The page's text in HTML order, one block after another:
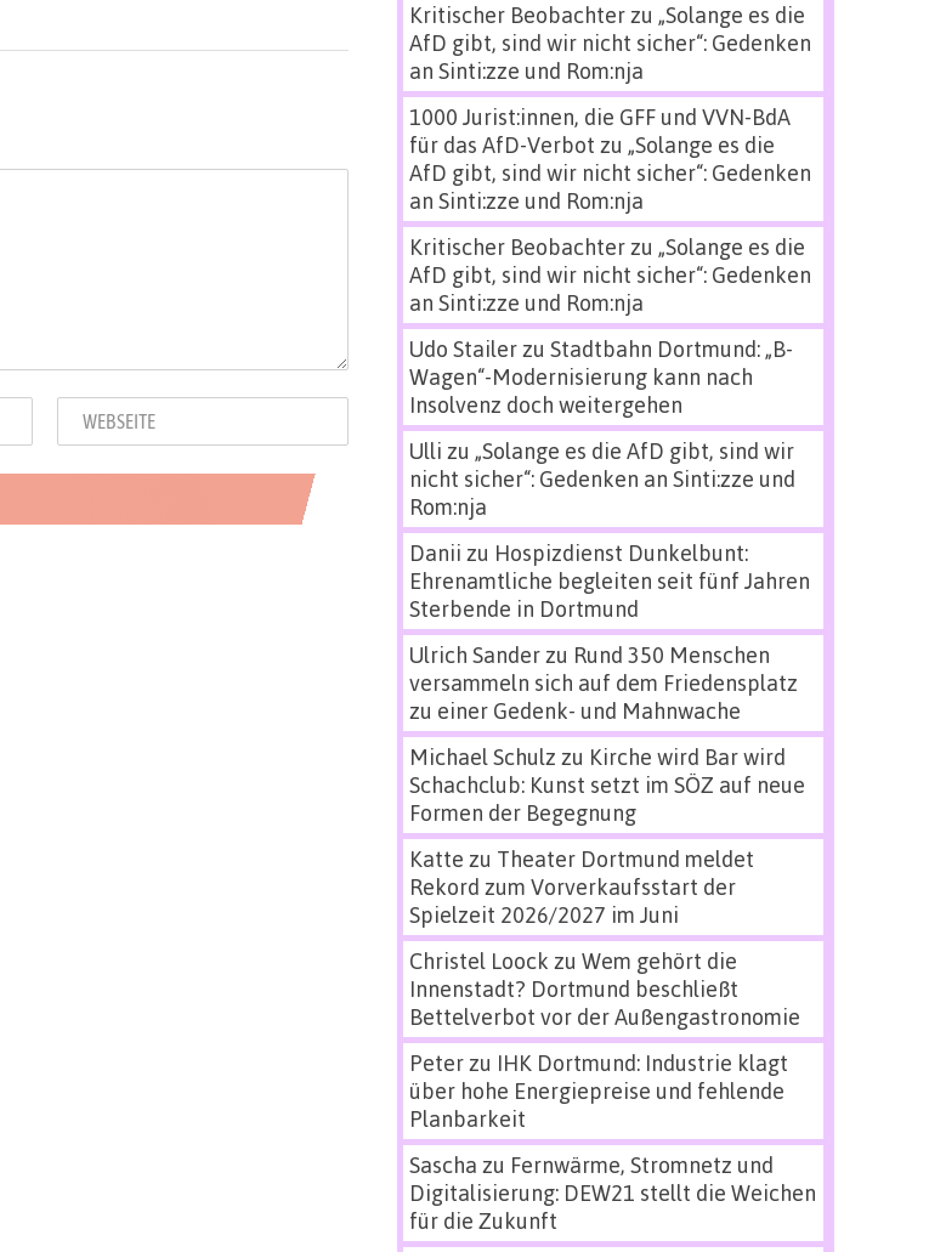
Kritischer Beobachterzu „Solange es die
AfD gibt, sind wir nicht sicher“: Gedenken
an Sinti:zze und Rom:nja
1000 Jurist:innen, die GFF und VVN-BdA
für das AfD-Verbot zu „Solange es die
AfD gibt, sind wir nicht sicher“: Gedenken
an Sinti:zze und Rom:nja
Kritischer Beobachterzu „Solange es die
AfD gibt, sind wir nicht sicher“: Gedenken
an Sinti:zze und Rom:nja
Udo Stailerzu Stadtbahn Dortmund: „B-
Wagen“-Modernisierung kann nach
Insolvenz doch weitergehen
Ulli zu „Solange es die AfD gibt, sind wir
nicht sicher“: Gedenken an Sinti:zze und
Rom:nja
Danii zu Hospizdienst Dunkelbunt:
Ehrenamtliche begleiten seit fünf Jahren
Sterbende in Dortmund
Ulrich Sanderzu Rund 350 Menschen
versammeln sich auf dem Friedensplatz
zu einer Gedenk- und Mahnwache
Michael Schulz zu Kirche wird Bar wird
Schachclub: Kunst setzt im SÖZ auf neue
Formen der Begegnung
Katte zu Theater Dortmund meldet
Rekord zum Vorverkaufsstart der
Spielzeit 2026/2027 im Juni
Christel Loock zu Wem gehört die
Innenstadt? Dortmund beschließt
Bettelverbot vor der Außengastronomie
Peterzu IHK Dortmund: Industrie klagt
über hohe Energiepreise und fehlende
Planbarkeit
Sascha zu Fernwärme, Stromnetz und
Digitalisierung: DEW21 stellt die Weichen
für die Zukunft